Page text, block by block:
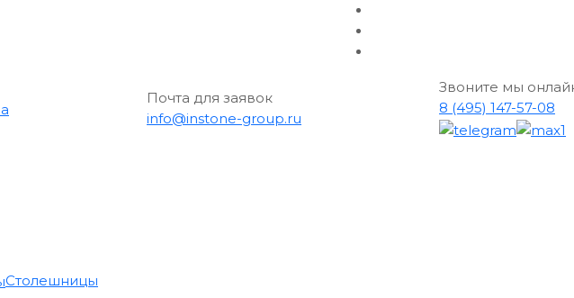
Почта для заявок
info@instone-group.ru
Звоните мы
8 (495) 147-57-08
Столешницы